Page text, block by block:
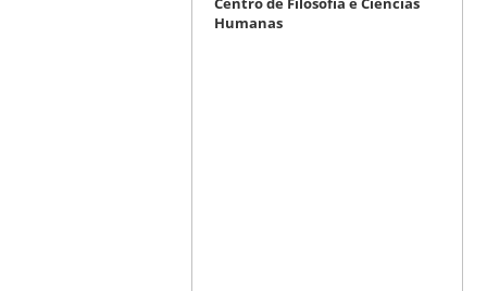
Humanas